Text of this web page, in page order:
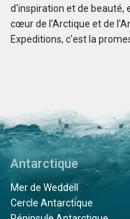
and it was just a
such a warm
We felt very quick
that it's hard to
to join a tour of these
outside in the
knowledged guides,
d'inspiration et de beauté,
cœur de l'Arctique et de
Expeditions, c'est la
Antarctique
Mer de Weddell
Cercle Antarctique